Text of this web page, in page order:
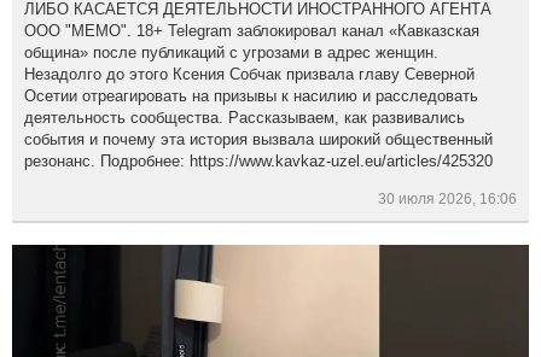
ЛИБО КАСАЕТСЯ ДЕЯТЕЛЬНОСТИ ИНОСТРАННОГО АГЕНТА
ООО "МЕМО". 18+ Telegram заблокировал канал «Кавказская
община» после публикаций с угрозами в адрес женщин.
Незадолго до этого Ксения Собчак призвала главу Северной
Осетии отреагировать на призывы к насилию и расследовать
деятельность сообщества. Рассказываем, как развивались
события и почему эта история вызвала широкий общественный
резонанс. Подробнее: https://www.kavkaz-uzel.eu/articles/425320
30 июля 2026, 16:06